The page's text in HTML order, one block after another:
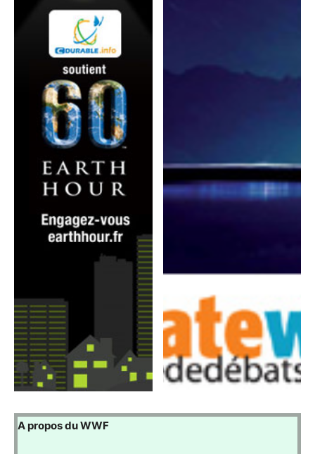
A propos du WWF